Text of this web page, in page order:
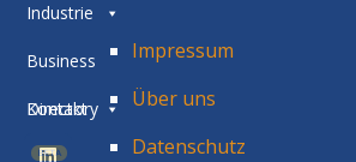
Industrie
Business
Directory
BETA
Kontakt
Impressum
Über uns
Datenschutz